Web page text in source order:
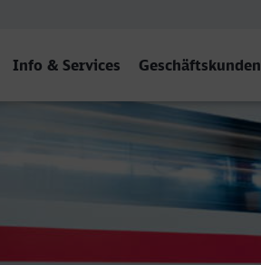
Info & Services Geschäftskunden